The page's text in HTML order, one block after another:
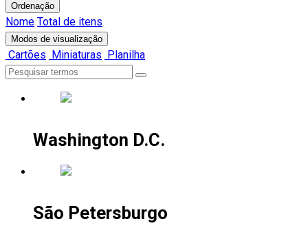
Ordenação
Nome Total de itens
Modos de visualização
Cartões Miniaturas Planilha
Washington D.C.
São Petersburgo